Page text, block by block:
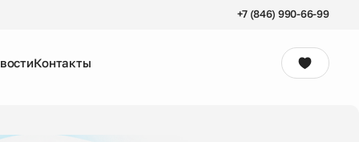
+7 (846) 990-66-99
Контакты